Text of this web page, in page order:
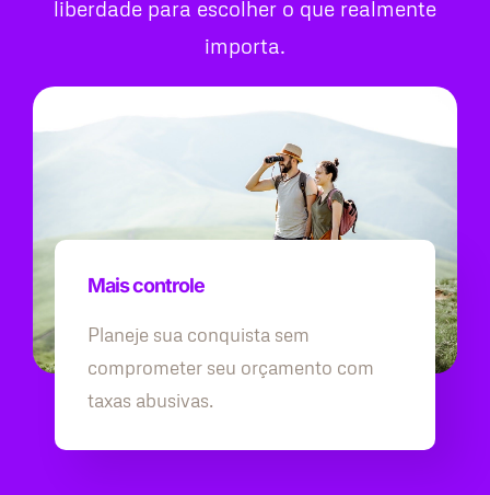
liberdade para escolher o que realmente
importa.
Mais controle
Planeje sua conquista sem
comprometer seu orçamento com
taxas abusivas.